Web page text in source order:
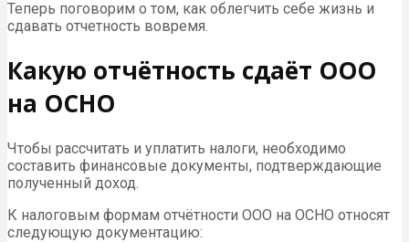
Теперь поговорим о том, как облегчить себе жизнь и
сдавать отчетность вовремя.
Какую отчётность сдаёт ООО
на ОСНО
Чтобы рассчитать и уплатить налоги, необходимо
составить финансовые документы, подтверждающие
полученный доход.
К налоговым формам отчётности ООО на ОСНО относят
следующую документацию: